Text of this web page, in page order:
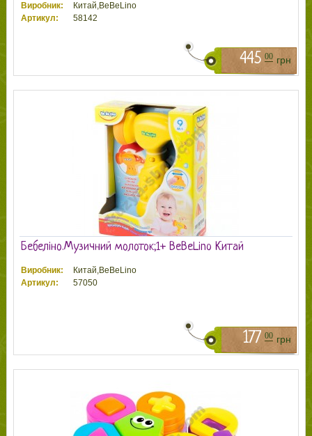
Виробник:
Китай,BeBeLino
Артикул:
58142
445 00 грн
Бебеліно.Музичний молоток;1+ BeBeLino Китай
Виробник:
Китай,BeBeLino
Артикул:
57050
177 00 грн